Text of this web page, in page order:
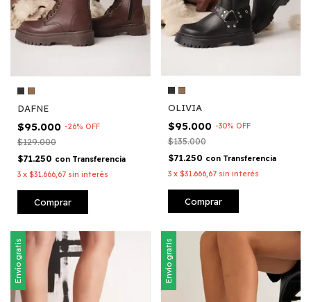
DAFNE
$95.000 -26% OFF
$129.000
$71.250 con Transferencia
3 x $31.666,67 sin interés
Comprar
OLIVIA
$95.000 -30% OFF
$135.000
$71.250 con Transferencia
3 x $31.666,67 sin interés
Comprar
Envío gratis Envío gratis